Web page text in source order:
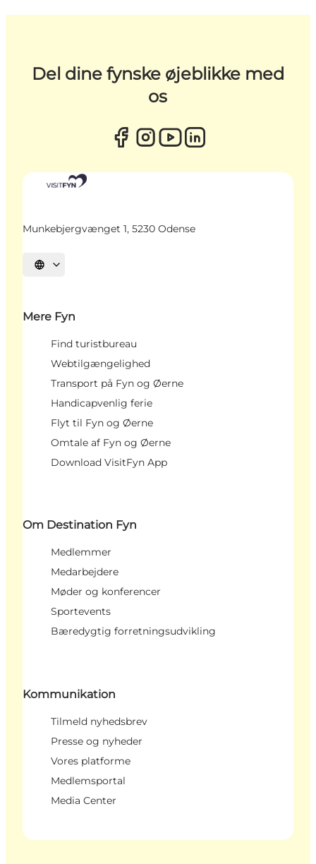
Del dine fynske øjeblikke med
os
Munkebjergvænget 1, 5230 Odense
Vælg sprog
Mere Fyn
Find turistbureau
Webtilgængelighed
Transport på Fyn og Øerne
Handicapvenlig ferie
Flyt til Fyn og Øerne
Omtale af Fyn og Øerne
Download VisitFyn App
Om Destination Fyn
Medlemmer
Medarbejdere
Møder og konferencer
Sportevents
Bæredygtig forretningsudvikling
Kommunikation
Tilmeld nyhedsbrev
Presse og nyheder
Vores platforme
Medlemsportal
Media Center